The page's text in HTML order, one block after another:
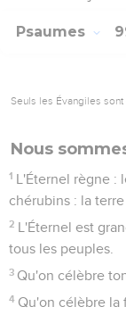
Psaumes
Seuls les Évangiles
Nous
1 L'Éternel règne :
chérubins : la
2 L'Éternel est
tous les peuples.
3 Qu'on célèbre
4 Qu'on célèbre la